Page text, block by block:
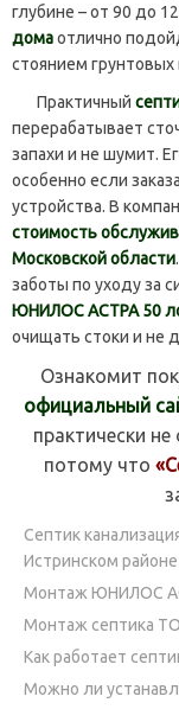
глубине – от 90 до
домаотлично
стоянием
Практичный
перерабатывает
запахи и не шумит.
особенно если
устройства. В
стоимость
Московской области
заботы по уходу за
ЮНИЛОС АСТРА 50
очищать стоки и не
Ознакомит
официальный
практически
потому что
Септик
Истринском районе
Монтаж ЮНИЛОС
Монтаж септика
Как работает
Можно ли